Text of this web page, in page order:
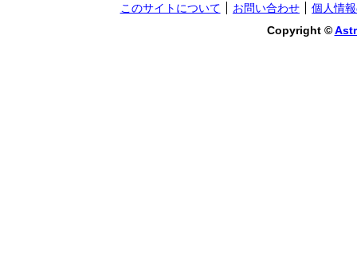
このサイトについて お問い合わせ
個人情
Copyright ©